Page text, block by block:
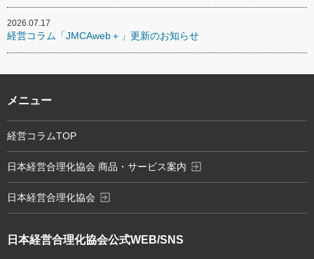
2026.07.17
経営コラム「JMCAweb＋」更新のお知らせ
日本経営合理化協会公式WEB/SNS
メニュー
経営コラムTOP
日本経営合理化協会 商品・サービス案内 exit_to_app
日本経営合理化協会 exit_to_app